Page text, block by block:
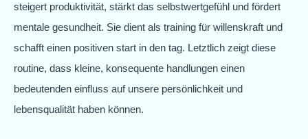
steigert produktivität, stärkt das selbstwertgefühl und fördert
mentale gesundheit. Sie dient als training für willenskraft und
schafft einen positiven start in den tag. Letztlich zeigt diese
routine, dass kleine, konsequente handlungen einen
bedeutenden einfluss auf unsere persönlichkeit und
lebensqualität haben können.